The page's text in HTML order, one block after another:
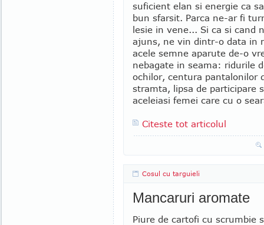
suficient elan si energie ca
bun sfarsit. Parca ne-ar fi
lesie in vene... Si ca si cand
ajuns, ne vin dintr-o data in
acele semne aparute de-o
nebagate in seama: ridurile
ochilor, centura pantalonilor
stramta, lipsa de participare
aceleiasi femei care cu o
Citeste tot articolul
Cosul cu targuieli
Mancaruri aromate
Piure de cartofi cu scrumbie